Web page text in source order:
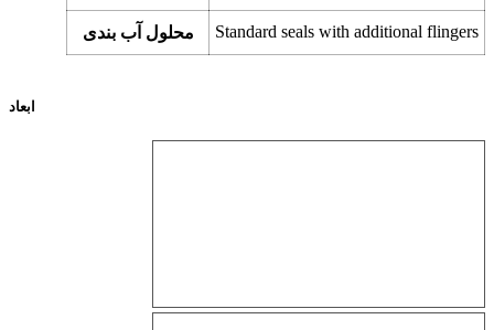
محلول آب بندی Standard seals with additional flingers
ابعاد